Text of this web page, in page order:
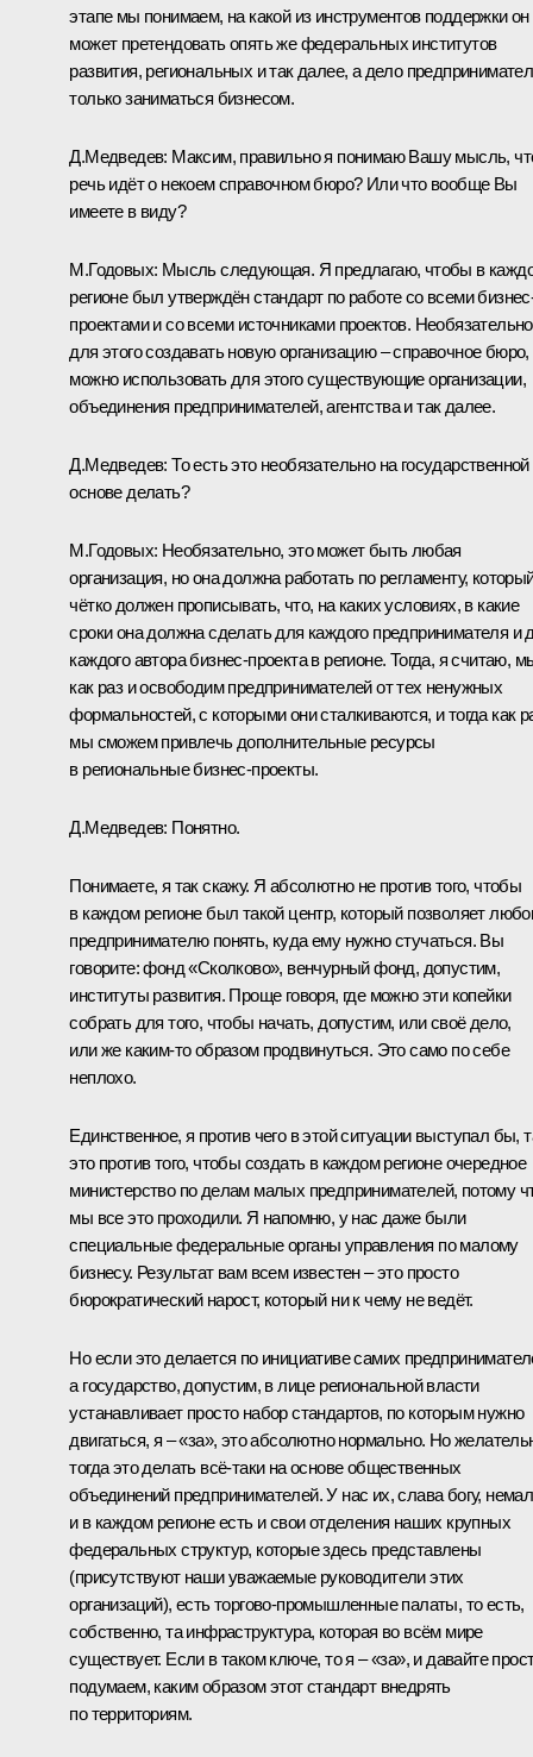
этапе мы понимаем, на какой из инструментов поддержки он
может претендовать опять же федеральных институтов
развития, региональных и так далее, а дело
только заниматься бизнесом.
Д.Медведев: Максим, правильно я понимаю Вашу мысль,
речь идёт о некоем справочном бюро? Или что вообще Вы
имеете в виду?
М.Годовых: Мысль следующая. Я предлагаю, чтобы в
регионе был утверждён стандарт по работе со всеми
проектами и со всеми источниками проектов. Необязательно
для этого создавать новую организацию – справочное бюро,
можно использовать для этого существующие организации,
объединения предпринимателей, агентства и так далее.
Д.Медведев: То есть это необязательно на государственной
основе делать?
М.Годовых: Необязательно, это может быть любая
организация, но она должна работать по регламенту,
чётко должен прописывать, что, на каких условиях, в какие
сроки она должна сделать для каждого предпринимателя и
каждого автора бизнес-проекта в регионе. Тогда, я считаю,
как раз и освободим предпринимателей от тех ненужных
формальностей, с которыми они сталкиваются, и тогда как
мы сможем привлечь дополнительные ресурсы
в региональные бизнес-проекты.
Д.Медведев: Понятно.
Понимаете, я так скажу. Я абсолютно не против того, чтобы
в каждом регионе был такой центр, который позволяет
предпринимателю понять, куда ему нужно стучаться. Вы
говорите: фонд «Сколково», венчурный фонд, допустим,
институты развития. Проще говоря, где можно эти копейки
собрать для того, чтобы начать, допустим, или своё дело,
или же каким‑то образом продвинуться. Это само по себе
неплохо.
Единственное, я против чего в этой ситуации выступал бы,
это против того, чтобы создать в каждом регионе очередное
министерство по делам малых предпринимателей, потому
мы все это проходили. Я напомню, у нас даже были
специальные федеральные органы управления по малому
бизнесу. Результат вам всем известен – это просто
бюрократический нарост, который ни к чему не ведёт.
Но если это делается по инициативе самих
а государство, допустим, в лице региональной власти
устанавливает просто набор стандартов, по которым нужно
двигаться, я – «за», это абсолютно нормально. Но
тогда это делать всё‑таки на основе общественных
объединений предпринимателей. У нас их, слава богу,
и в каждом регионе есть и свои отделения наших крупных
федеральных структур, которые здесь представлены
(присутствуют наши уважаемые руководители этих
организаций), есть торгово-промышленные палаты, то есть,
собственно, та инфраструктура, которая во всём мире
существует. Если в таком ключе, то я – «за», и давайте
подумаем, каким образом этот стандарт внедрять
по территориям.